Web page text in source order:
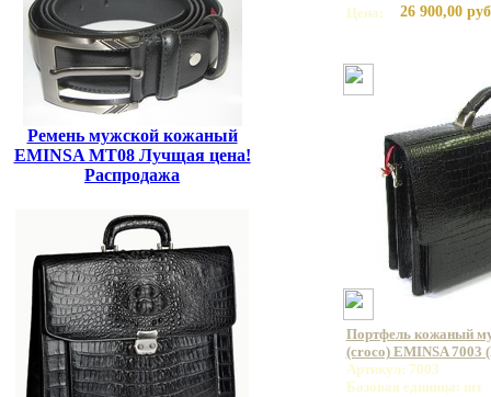
Ремень мужской кожаный
EMINSA MT08 Лучщая цена!
Распродажа
Цена:
26 900,00
Портфель кожаный
(croco) EMINSA 7003
Артикул: 7003
Базовая единица: шт